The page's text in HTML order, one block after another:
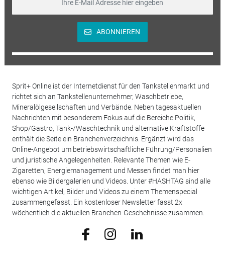
ABONNIEREN
Sprit+ Online ist der Internetdienst für den Tankstellenmarkt und
richtet sich an Tankstellenunternehmer, Waschbetriebe,
Mineralölgesellschaften und Verbände. Neben tagesaktuellen
Nachrichten mit besonderem Fokus auf die Bereiche Politik,
Shop/Gastro, Tank-/Waschtechnik und alternative Kraftstoffe
enthält die Seite ein Branchenverzeichnis. Ergänzt wird das
Online-Angebot um betriebswirtschaftliche Führung/Personalien
und juristische Angelegenheiten. Relevante Themen wie E-
Zigaretten, Energiemanagement und Messen findet man hier
ebenso wie Bildergalerien und Videos. Unter #HASHTAG sind alle
wichtigen Artikel, Bilder und Videos zu einem Themenspecial
zusammengefasst. Ein kostenloser Newsletter fasst 2x
wöchentlich die aktuellen Branchen-Geschehnisse zusammen.